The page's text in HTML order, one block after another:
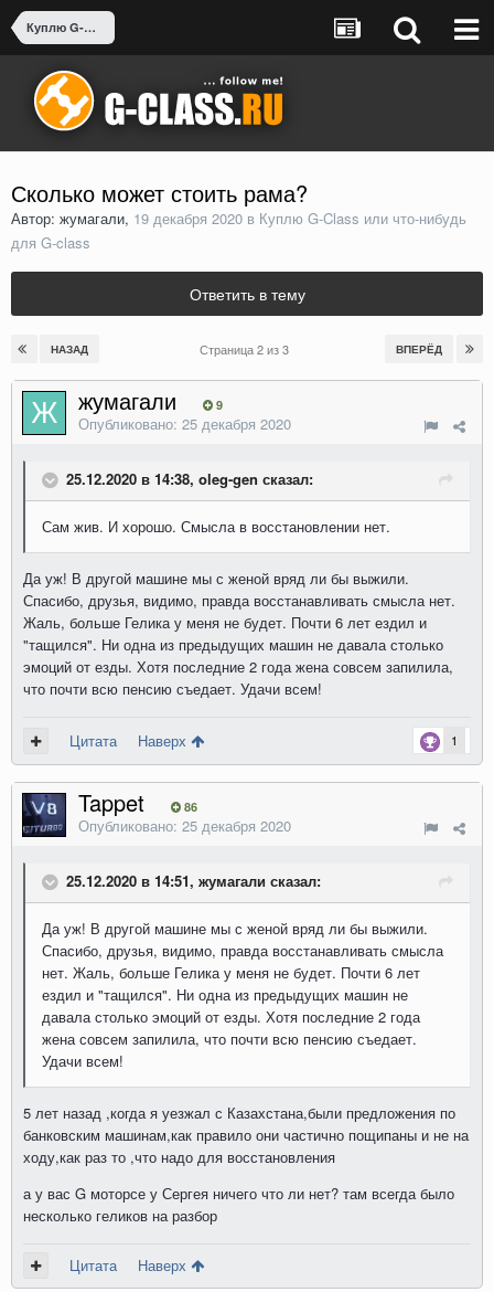
Куплю G-Class или что-нибудь для G-class
Сколько может стоить рама?
Автор: жумагали, 19 декабря 2020 в Куплю G-Class или что-нибудь
для G-class
Ответить в тему
НАЗАД ВПЕРЁД
Страница 2 из 3
жумагали 9
Опубликовано: 25 декабря 2020
25.12.2020 в 14:38, oleg-gen сказал:
Сам жив. И хорошо. Смысла в восстановлении нет.
Да уж! В другой машине мы с женой вряд ли бы выжили.
Спасибо, друзья, видимо, правда восстанавливать смысла нет.
Жаль, больше Гелика у меня не будет. Почти 6 лет ездил и
"тащился". Ни одна из предыдущих машин не давала столько
эмоций от езды. Хотя последние 2 года жена совсем запилила,
что почти всю пенсию съедает. Удачи всем!
1
Цитата Наверх
Tappet 86
Опубликовано: 25 декабря 2020
25.12.2020 в 14:51, жумагали сказал:
Да уж! В другой машине мы с женой вряд ли бы выжили.
Спасибо, друзья, видимо, правда восстанавливать смысла
нет. Жаль, больше Гелика у меня не будет. Почти 6 лет
ездил и "тащился". Ни одна из предыдущих машин не
давала столько эмоций от езды. Хотя последние 2 года
жена совсем запилила, что почти всю пенсию съедает.
Удачи всем!
5 лет назад ,когда я уезжал с Казахстана,были предложения по
банковским машинам,как правило они частично пощипаны и не на
ходу,как раз то ,что надо для восстановления
а у вас G моторсе у Сергея ничего что ли нет? там всегда было
несколько геликов на разбор
Цитата Наверх